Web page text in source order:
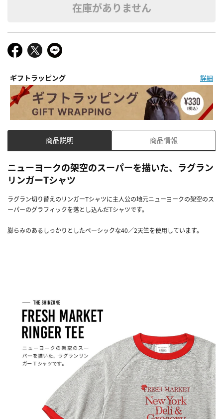
在庫がありません
ギフトラッピング 詳細
商品説明 商品情報
ニューヨークの架空のスーパーを描いた、ラグラン
リンガーTシャツ
ラグラン切り替えのリンガーTシャツに主人公の地元ニューヨークの架空のス
ーパーのグラフィックを落とし込んだTシャツです。
膨らみのあるしっかりとしたベーシックな40／2天竺を使用しています。